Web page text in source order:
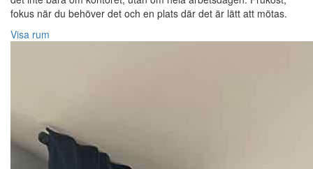
fokus när du behöver det och en plats där det är lätt att mötas.
Visa rum